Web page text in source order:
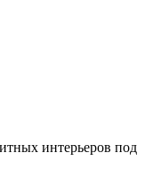
интерьеров под